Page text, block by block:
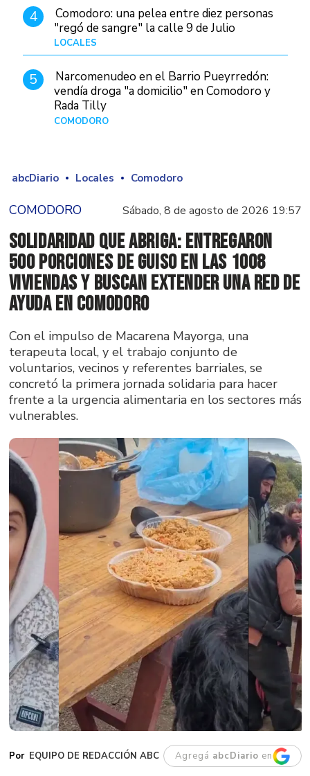
4
Comodoro: una pelea entre diez personas
"regó de sangre" la calle 9 de Julio
LOCALES
5
Narcomenudeo en el Barrio Pueyrredón:
vendía droga "a domicilio" en Comodoro y
Rada Tilly
COMODORO
abcDiario Locales Comodoro
COMODORO Sábado, 8 de agosto de 2026 19:57
Solidaridad que abriga: Entregaron
500 porciones de guiso en las 1008
Viviendas y buscan extender una red de
ayuda en Comodoro
Con el impulso de Macarena Mayorga, una
terapeuta local, y el trabajo conjunto de
voluntarios, vecinos y referentes barriales, se
concretó la primera jornada solidaria para hacer
frente a la urgencia alimentaria en los sectores más
vulnerables.
EQUIPO DE REDACCIÓN ABC Agregá abcDiario en